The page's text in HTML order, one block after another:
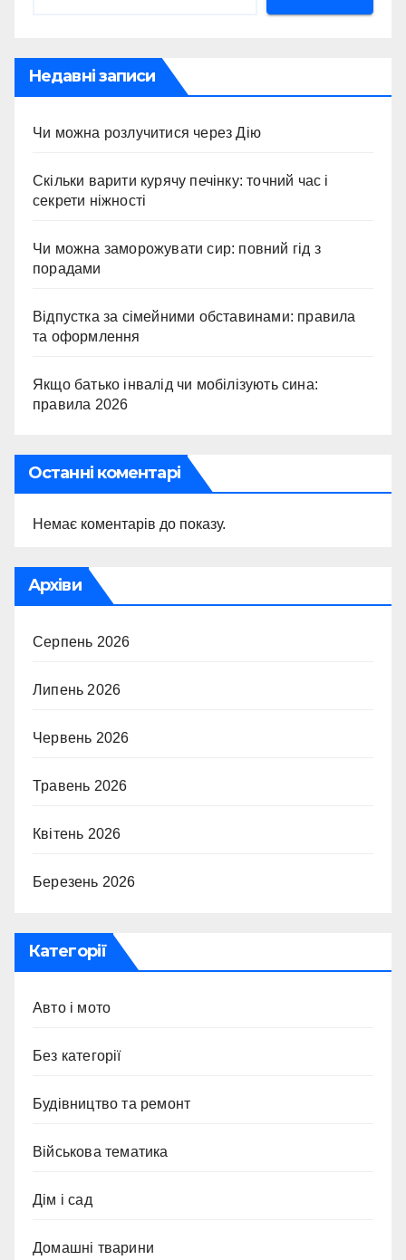
Недавні записи
Чи можна розлучитися через Дію
Скільки варити курячу печінку: точний час і
секрети ніжності
Чи можна заморожувати сир: повний гід з
порадами
Відпустка за сімейними обставинами: правила
та оформлення
Якщо батько інвалід чи мобілізують сина:
правила 2026
Останні коментарі
Немає коментарів до показу.
Архіви
Серпень 2026
Липень 2026
Червень 2026
Травень 2026
Квітень 2026
Березень 2026
Категорії
Авто і мото
Без категорії
Будівництво та ремонт
Військова тематика
Дім і сад
Домашні тварини